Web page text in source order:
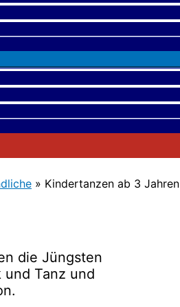
» Kindertanzen ab 3 Jahren
die Jüngsten
Tanz und